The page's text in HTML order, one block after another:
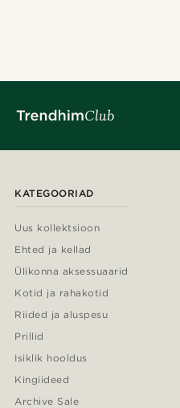
KATEGOORIAD
Uus kollektsioon
Ehted ja kellad
Ülikonna aksessuaarid
Kotid ja rahakotid
Riided ja aluspesu
Prillid
Isiklik hooldus
Kingiideed
Archive Sale